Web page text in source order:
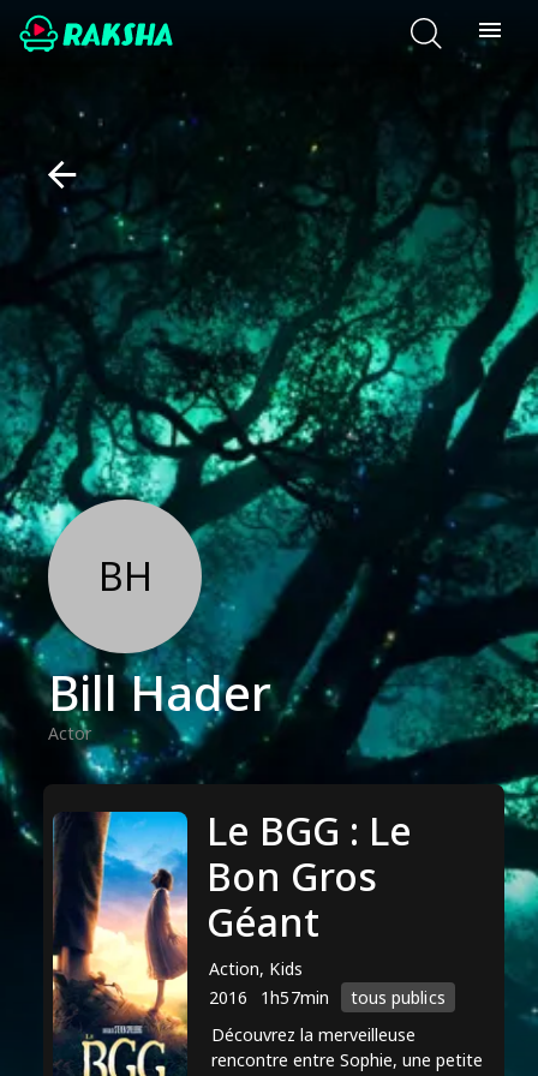
BH
Bill Hader
Actor
Le BGG : Le
Bon Gros
Géant
Action, Kids
2016
1h57min
tous publics
Découvrez la merveilleuse
rencontre entre Sophie, une petite